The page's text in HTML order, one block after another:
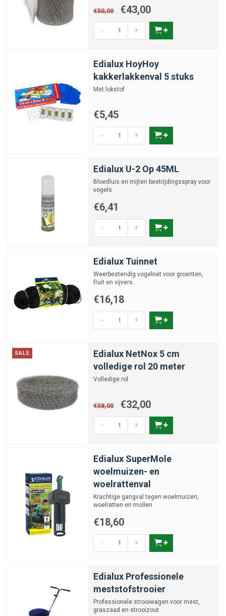
€50,00 €43,00
- +
Edialux HoyHoy
kakkerlakkenval 5 stuks
Met lokstof
€5,45
- +
Edialux U-2 Op 45ML
Bloedluis en mijten bestrijdingsspray voor
vogels
€6,41
- +
Edialux Tuinnet
Weerbestendig vogelnet voor groenten,
fruit en vijvers.
€16,18
- +
SALE
Edialux NetNox 5 cm
volledige rol 20 meter
Volledige rol
€58,00 €32,00
- +
Edialux SuperMole
woelmuizen- en
woelrattenval
Krachtige gangval tegen woelmuizen,
woelratten en mollen
€18,60
- +
Edialux Professionele
meststofstrooier
Professionele strooiwagen voor mest,
graszaad en strooizout.